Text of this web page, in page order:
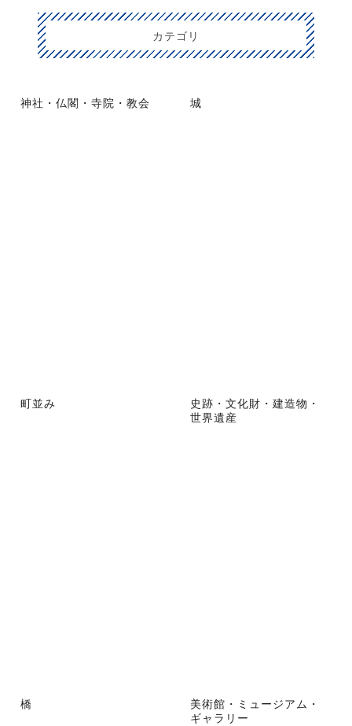
カテゴリ
神社・仏閣・寺院・教会 城
町並み
史跡・文化財・建造物・
世界遺産
橋
美術館・ミュージアム・
ギャラリー